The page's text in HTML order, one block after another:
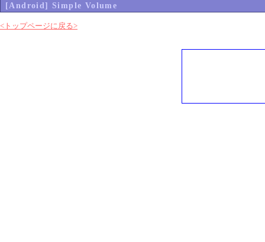
[Android] Simple Volume
<トップページに戻る>